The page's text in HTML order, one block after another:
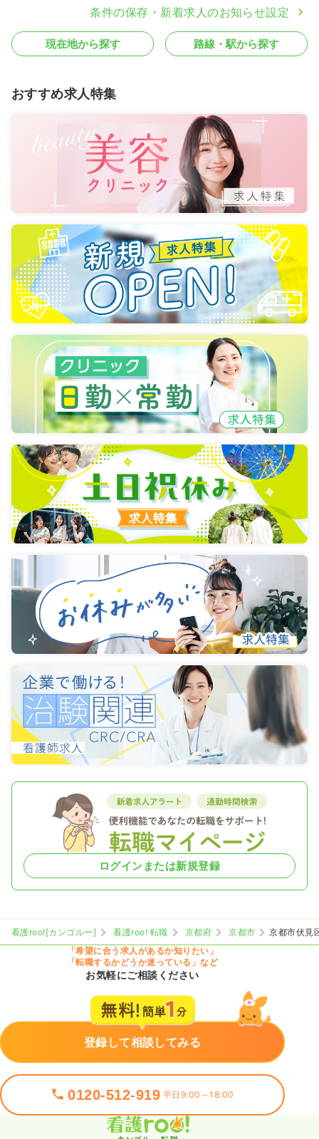
条件の保存・新着求人のお知らせ設定
現在地から探す 路線・駅から探す
おすすめ求人特集
ログインまたは新規登録
看護roo![カンゴルー] 看護roo! 転職 京都府 京都市
京都市伏見
「希望に合う求人があるか知りたい」
「転職するかどうか迷っている」など
お気軽にご相談ください
登録して相談してみる
0120-512-919 平日9:00～18:00